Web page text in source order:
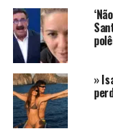
Sophie Charlotte foi
como a
transição para a
Globo: Quem Ama
recebe
passagem de
trama assinada por
Dassilva.
»